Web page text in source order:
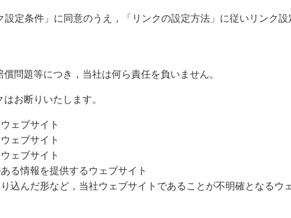
定条件」に同意のうえ，「リンクの設定方法」に従いリンク設
問題等につき，当社は何ら責任を負いません。
お断りいたします。
ェブサイト
ェブサイト
ェブサイト
る情報を提供するウェブサイト
込んだ形など，当社ウェブサイトであることが不明確となるウ